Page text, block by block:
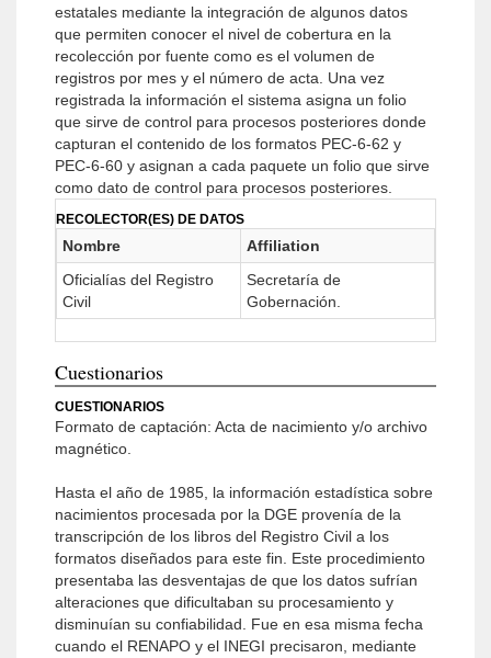
estatales mediante la integración de algunos datos
que permiten conocer el nivel de cobertura en la
recolección por fuente como es el volumen de
registros por mes y el número de acta. Una vez
registrada la información el sistema asigna un folio
que sirve de control para procesos posteriores donde
capturan el contenido de los formatos PEC-6-62 y
PEC-6-60 y asignan a cada paquete un folio que sirve
como dato de control para procesos posteriores.
RECOLECTOR(ES) DE DATOS
Nombre
Affiliation
Oficialías del Registro
Civil
Secretaría de
Gobernación.
Cuestionarios
CUESTIONARIOS
Formato de captación: Acta de nacimiento y/o archivo
magnético.
Hasta el año de 1985, la información estadística sobre
nacimientos procesada por la DGE provenía de la
transcripción de los libros del Registro Civil a los
formatos diseñados para este fin. Este procedimiento
presentaba las desventajas de que los datos sufrían
alteraciones que dificultaban su procesamiento y
disminuían su confiabilidad. Fue en esa misma fecha
cuando el RENAPO y el INEGI precisaron, mediante